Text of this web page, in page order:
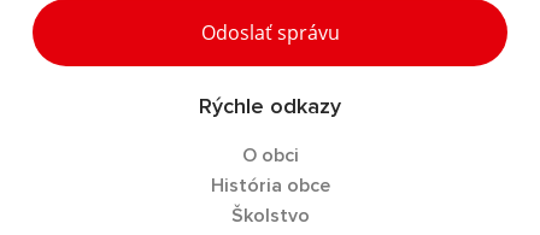
Odoslať správu
Rýchle odkazy
O obci
História obce
Školstvo